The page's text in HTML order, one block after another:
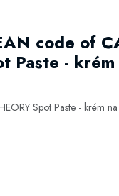
code of
Paste -
Spot Paste - krém